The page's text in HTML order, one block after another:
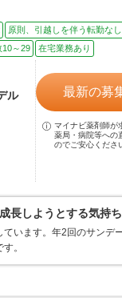
原則、引越しを伴う転勤なし
10～29 在宅業務あり
ル
最新の募
マイナビ薬剤師が
薬局・病院等への
のでご安心くださ
長しようとする気持
います。年2回のサンデ
。